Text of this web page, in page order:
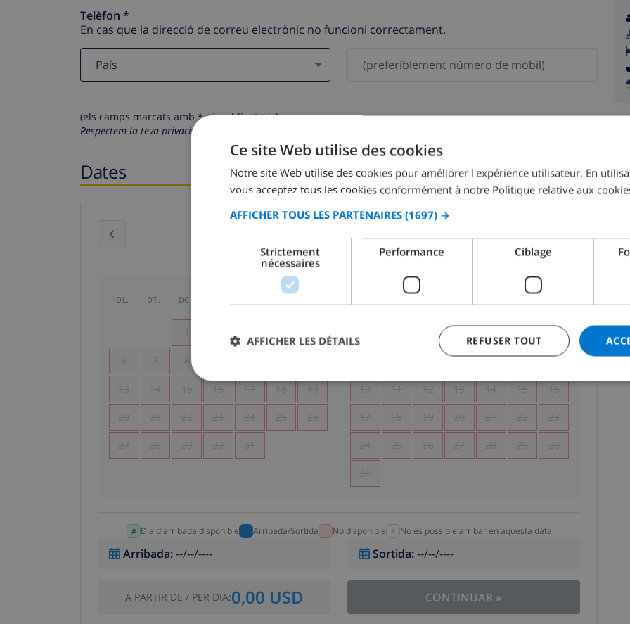
Telèfon *
En cas que la direcció de correu electrònic no funcioni correctament.
(els camps marcats amb * són obligatoris)
Respectem la teva privacitat. Les teves dades personals no es compartiran amb tercers.
Dates
juliol 2026 agost 2026
DL. DT. DC.
1
6 7 8
13 14 15 16 17 18 19
20 21 22 23 24 25 26
27 28 29 30 31
6 7 8 9
10 11 12 13 14 15 16
17 18 19 20 21 22 23
24 25 26 27 28 29 30
31
Dia d'arribada disponible Arribada/Sortida No disponible No és possible arribar en aquesta data
Arribada:--/--/---- Sortida:--/--/----
A PARTIR DE / PER DIA:0,00 USD CONTINUAR »
Ce site Web utilise des cookies
Notre site Web utilise des cookies pour améliorer l'expérience utilisateur. En
vous acceptez tous les cookies conformément à notre Politique relative aux
AFFICHER TOUS LES PARTENAIRES (1697) →
Strictement
nécessaires
Performance Ciblage
REFUSER TOUT
AFFICHER LES DÉTAILS